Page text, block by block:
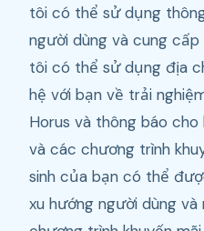
tôi có thể sử dụng
người dùng và cung
tôi có thể sử dụng địa
hệ với bạn về trải
Horus và thông báo
và các chương trình
sinh của bạn có thể
xu hướng người dùng